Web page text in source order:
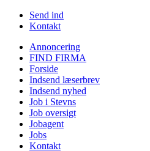
Send ind
Kontakt
Annoncering
FIND FIRMA
Forside
Indsend læserbrev
Indsend nyhed
Job i Stevns
Job oversigt
Jobagent
Jobs
Kontakt